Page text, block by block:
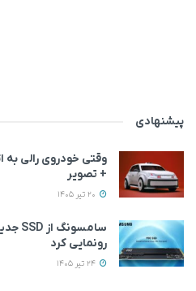
پیشنهادی
وقتی خودروی رالی
+ تصویر
رونمایی کرد